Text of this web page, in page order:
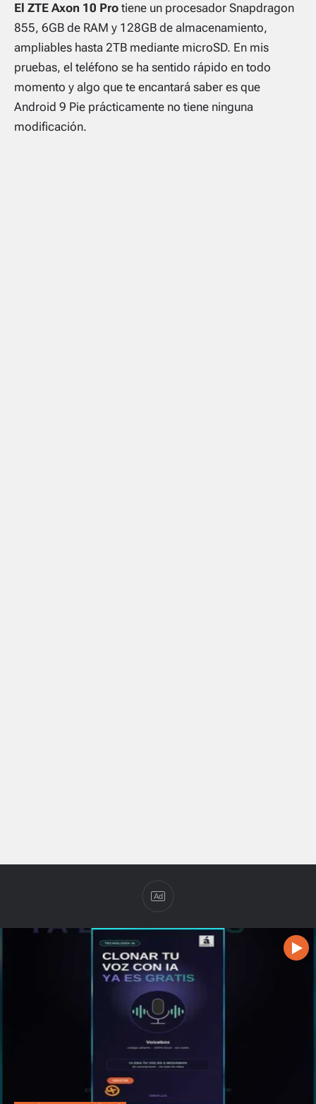
El ZTE Axon 10 Pro tiene un procesador Snapdragon
855, 6GB de RAM y 128GB de almacenamiento,
ampliables hasta 2TB mediante microSD. En mis
pruebas, el teléfono se ha sentido rápido en todo
momento y algo que te encantará saber es que
Android 9 Pie prácticamente no tiene ninguna
modificación.